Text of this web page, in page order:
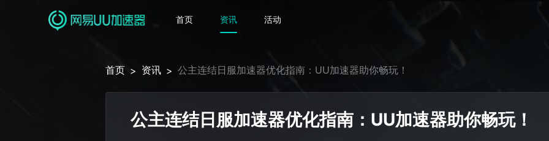
首页 资讯 活动
首页 > 资讯 > 公主连结日服加速器优化指南：UU加速器助你畅玩！
公主连结日服加速器优化指南：UU加速器助你畅玩！